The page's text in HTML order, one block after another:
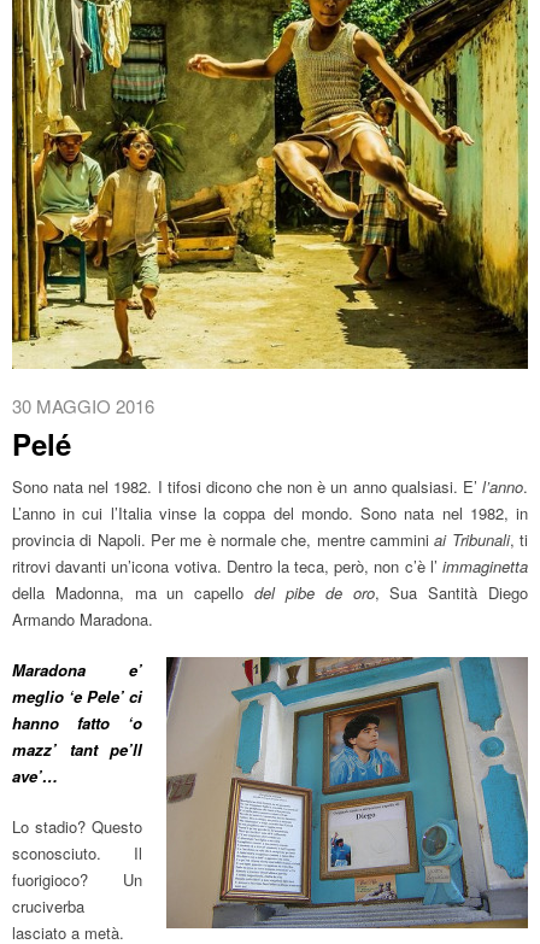
30 MAGGIO 2016
Pelé
Sono nata nel 1982. I tifosi dicono che non è un anno qualsiasi. E’ l’anno.
L’anno in cui l’Italia vinse la coppa del mondo. Sono nata nel 1982, in
provincia di Napoli. Per me è normale che, mentre camminiai Tribunali, ti
ritrovi davanti un’icona votiva. Dentro la teca, però, non c’è l’ immaginetta
della Madonna, ma un capellodel pibe de oro, Sua Santità Diego
Armando Maradona.
Maradona e’
meglio ‘e Pele’ ci
hanno fatto ‘o
mazz’ tant pe’ll
ave’…
Lo stadio? Questo
sconosciuto. Il
fuorigioco? Un
cruciverba
lasciato a metà.